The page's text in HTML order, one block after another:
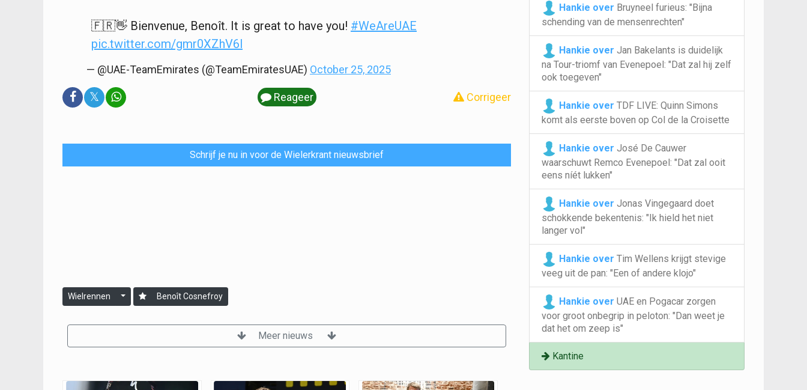
🇫🇷👋 Bienvenue, Benoît. It is great to have you! #WeAreUAE
pic.twitter.com/gmr0XZhV6l
— @UAE-TeamEmirates (@TeamEmiratesUAE) October 25, 2025
𝕏 Reageer Corrigeer
Schrijf je nu in voor de Wielerkrant nieuwsbrief
Wielrennen Benoît Cosnefroy
Meer nieuws
Hankie over Bruyneel furieus: "Bijna
schending van de mensenrechten"
Hankie over Jan Bakelants is duidelijk
na Tour-triomf van Evenepoel: "Dat zal hij zelf
ook toegeven"
Hankie over TDF LIVE: Quinn Simons
komt als eerste boven op Col de la Croisette
Hankie over José De Cauwer
waarschuwt Remco Evenepoel: "Dat zal ooit
eens níét lukken"
Hankie over Jonas Vingegaard doet
schokkende bekentenis: "Ik hield het niet
langer vol"
Hankie over Tim Wellens krijgt stevige
veeg uit de pan: "Een of andere klojo"
Hankie over UAE en Pogacar zorgen
voor groot onbegrip in peloton: "Dan weet je
dat het om zeep is"
Kantine